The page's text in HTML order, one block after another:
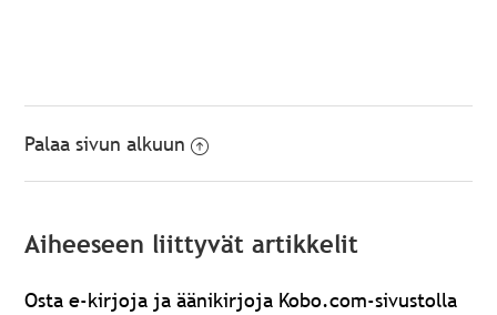
Palaa sivun alkuun
Aiheeseen liittyvät artikkelit
Osta e-kirjoja ja äänikirjoja Kobo.com-sivustolla